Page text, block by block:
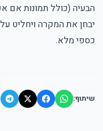
הבעיה (כולל תמונות
יבחן את המקרה ויחליט
כספי מלא.
שיתוף: